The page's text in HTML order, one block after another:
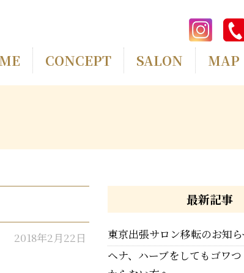
CONCEPT SALON MAP
2018年2月22日
最新記事
東京出張サロン移転のお知
ヘナ、ハーブをしてもゴワ